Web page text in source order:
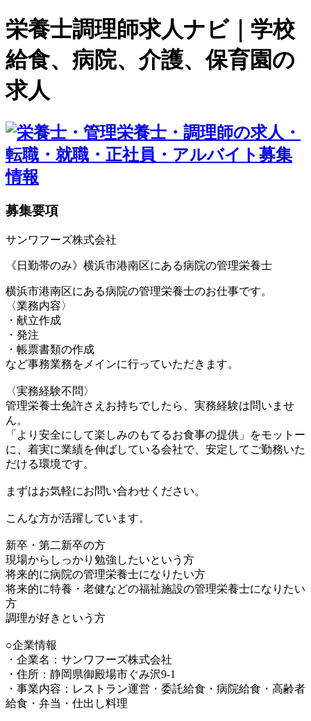
栄養士調理師求人ナビ｜学校
給食、病院、介護、保育園の
求人
募集要項
サンワフーズ株式会社
《日勤帯のみ》横浜市港南区にある病院の管理栄養士
横浜市港南区にある病院の管理栄養士のお仕事です。
〈業務内容〉
・献立作成
・発注
・帳票書類の作成
など事務業務をメインに行っていただきます。
〈実務経験不問〉
管理栄養士免許さえお持ちでしたら、実務経験は問いませ
ん。
「より安全にして楽しみのもてるお食事の提供」をモットー
に、着実に業績を伸ばしている会社で、安定してご勤務いた
だける環境です。
まずはお気軽にお問い合わせください。
こんな方が活躍しています。
新卒・第二新卒の方
現場からしっかり勉強したいという方
将来的に病院の管理栄養士になりたい方
将来的に特養・老健などの福祉施設の管理栄養士になりたい
方
調理が好きという方
○企業情報
・企業名：サンワフーズ株式会社
・住所：静岡県御殿場市ぐみ沢9-1
・事業内容：レストラン運営・委託給食・病院給食・高齢者
給食・弁当・仕出し料理